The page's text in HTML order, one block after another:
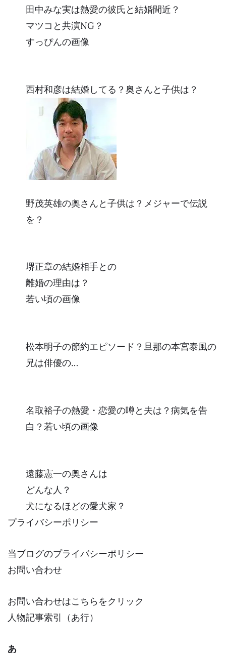
田中みな実は熱愛の彼氏と結婚間近？
マツコと共演NG？
すっぴんの画像
西村和彦は結婚してる？奥さんと子供は？
野茂英雄の奥さんと子供は？メジャーで伝説
を？
堺正章の結婚相手との
離婚の理由は？
若い頃の画像
松本明子の節約エピソード？旦那の本宮泰風の
兄は俳優の…
名取裕子の熱愛・恋愛の噂と夫は？病気を告
白？若い頃の画像
遠藤憲一の奥さんは
どんな人？
犬になるほどの愛犬家？
プライバシーポリシー
当ブログのプライバシーポリシー
お問い合わせ
お問い合わせはこちらをクリック
人物記事索引（あ行）
あ